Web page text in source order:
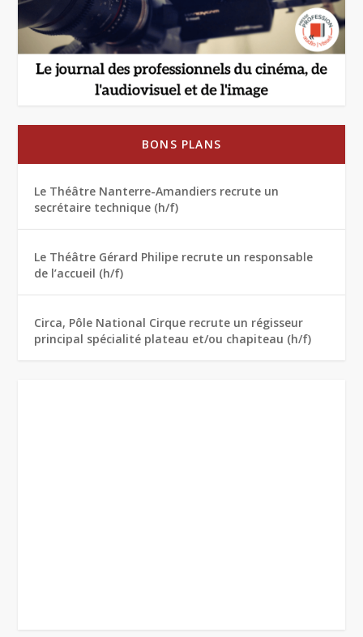
BONS PLANS
Le Théâtre Nanterre-Amandiers recrute un
secrétaire technique (h/f)
Le Théâtre Gérard Philipe recrute un responsable
de l’accueil (h/f)
Circa, Pôle National Cirque recrute un régisseur
principal spécialité plateau et/ou chapiteau (h/f)